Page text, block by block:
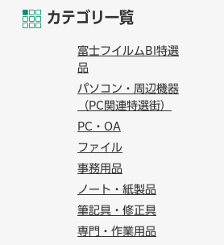
カテゴリ一覧
富士フイルムBI特選
品
パソコン・周辺機器
（PC関連特選街）
PC・OA
ファイル
事務用品
ノート・紙製品
筆記具・修正具
専門・作業用品